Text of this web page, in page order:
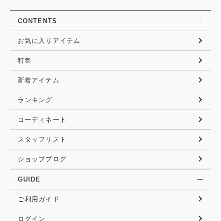
CONTENTS
お気に入りアイテム
特集
新着アイテム
ランキング
コーディネート
スタッフリスト
ショップブログ
GUIDE
ご利用ガイド
ログイン